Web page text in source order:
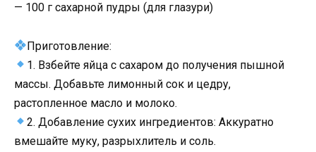
— 100 г сахарной пудры (для глазури)
Приготовление:
1. Взбейте яйца с сахаром до получения пышной
массы. Добавьте лимонный сок и цедру,
растопленное масло и молоко.
2. Добавление сухих ингредиентов: Аккуратно
вмешайте муку, разрыхлитель и соль.